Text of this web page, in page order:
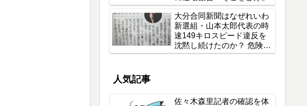
大分合同新聞はなぜれいわ
新選組・山本太郎代表の時
速149キロスピード違反を
沈黙し続けたのか？ 危険運
転厳罰化の旗振り役から感
人気記事
佐々木森里記者の確認を体